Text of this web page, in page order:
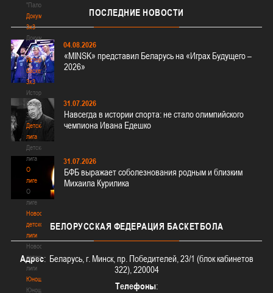
"Палова"
Документы
3х3
Документы
3х3
История
баскетбола
3х3
История
баскетбола
3х3
Детская
лига
Детская
лига
О
лиге
О
лиге
Новости
детской
лиги
Новости
детской
лиги
Юноши
Юноши
ПОСЛЕДНИЕ НОВОСТИ
04.08.2026
«MINSK» представил Беларусь на «Играх Будущего –
2026»
31.07.2026
Навсегда в истории спорта: не стало олимпийского
чемпиона Ивана Едешко
31.07.2026
БФБ выражает соболезнования родным и близким
Михаила Курилика
БЕЛОРУССКАЯ ФЕДЕРАЦИЯ БАСКЕТБОЛА
Адрес: Беларусь, г. Минск, пр. Победителей, 23/1 (блок кабинетов
322), 220004
Телефоны: